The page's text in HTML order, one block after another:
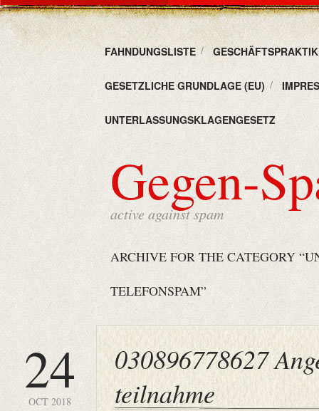
FAHNDUNGSLISTE
GESETZLICHE GRUNDLAGE (EU)
UNTERLASSUNGSKLAGENGESETZ
Gegen-
active against spam
ARCHIVE FOR THE CATEGORY
TELEFONSPAM”
24
OCT 2018
030896778627
teilnahme